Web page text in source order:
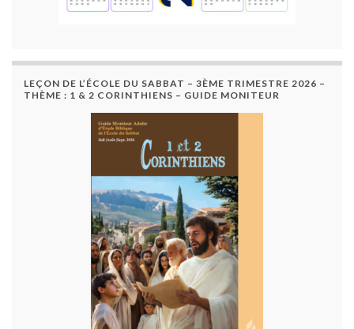
LEÇON DE L’ÉCOLE DU SABBAT – 3ÈME TRIMESTRE 2026 –
THÈME : 1 & 2 CORINTHIENS – GUIDE MONITEUR